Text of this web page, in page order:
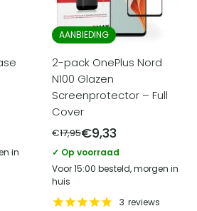
in
AANBIEDING
2-pack OnePlus Nord
N100 Glazen
Screenprotector – Full
Cover
€17,95€9,33
✓ Op voorraad
Voor 15:00 besteld, morgen in
huis
3 reviews